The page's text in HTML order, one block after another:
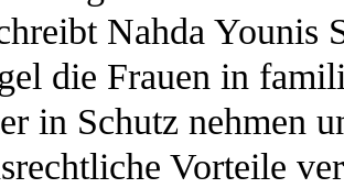
Nahda Younis
die Frauen in
in Schutz nehmen
Vorteile